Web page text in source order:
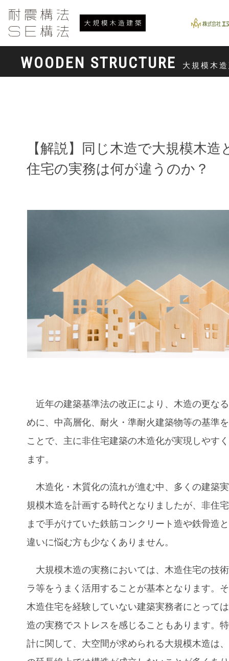
WOODEN STRUCTURE 大規模木
【解説】同じ木造で大規模木造
住宅の実務は何が違うのか？
近年の建築基準法の改正により、木造の更な
めに、中高層化、耐火・準耐火建築物等の基準
ことで、主に非住宅建築の木造化が実現しやす
ます。
木造化・木質化の流れが進む中、多くの建築
規模木造を計画する時代となりましたが、非住
まで手がけていた鉄筋コンクリート造や鉄骨造
違いに悩む方も少なくありません。
大規模木造の実務においては、木造住宅の技
ラ等をうまく活用することが基本となります。
木造住宅を経験していない建築実務者にとって
造の実務でストレスを感じることもあります。
計に関して、大空間が求められる大規模木造は